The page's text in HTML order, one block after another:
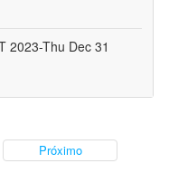
2023-Thu Dec 31
Próximo